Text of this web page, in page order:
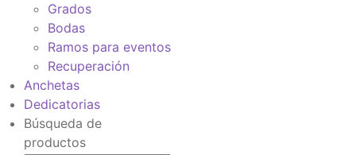
Grados
Bodas
Ramos para eventos
Recuperación
Anchetas
Dedicatorias
Búsqueda de
productos